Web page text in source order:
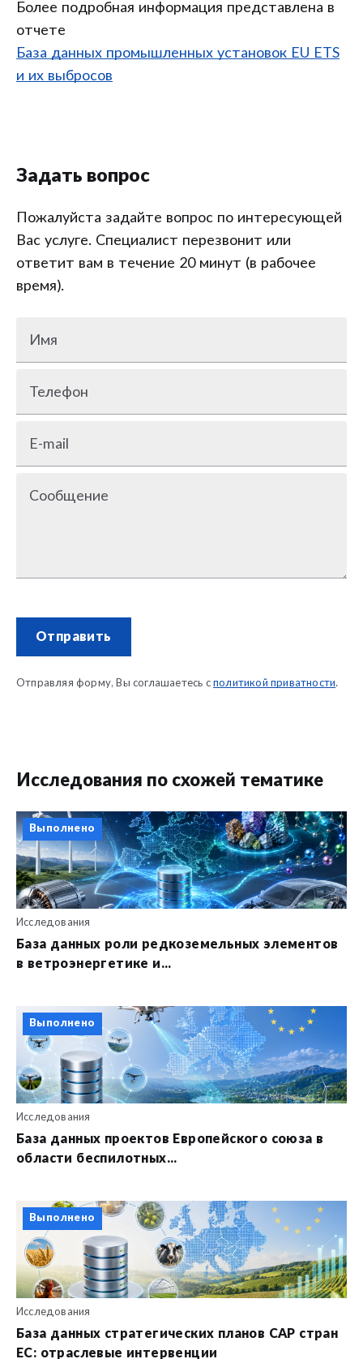
Более подробная информация представлена в
отчете
База данных промышленных установок EU ETS
и их выбросов
Задать вопрос
Пожалуйста задайте вопрос по интересующей
Вас услуге. Специалист перезвонит или
ответит вам в течение 20 минут (в рабочее
время).
Имя
Телефон
E-mail
Сообщение
Отправить
Отправляя форму, Вы соглашаетесь с политикой приватности.
Исследования по схожей тематике
Выполнено
Исследования
База данных роли редкоземельных элементов
в ветроэнергетике и...
Выполнено
Исследования
База данных проектов Европейского союза в
области беспилотных...
Выполнено
Исследования
База данных стратегических планов CAP стран
ЕС: отраслевые интервенции